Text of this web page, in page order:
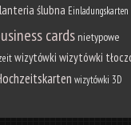
ślubna Einladungskarten
cards nietypowe
wizytówki wizytówki
wizytówki 3D